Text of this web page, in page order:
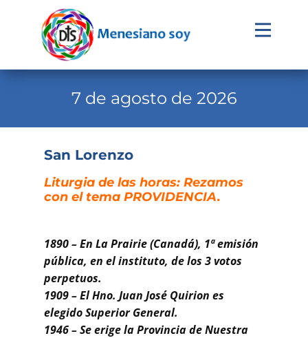
Evangelio
Familia Menesiana
Recursos
Contacto
Buscar
7 de agosto de 2026
San Lorenzo
Liturgia de las horas: Rezamos
con el tema PROVIDENCIA.
1890 – En La Prairie (Canadá), 1ª emisión
pública, en el instituto, de los 3 votos
perpetuos.
1909 – El Hno. Juan José Quirion es
elegido Superior General.
1946 – Se erige la Provincia de Nuestra